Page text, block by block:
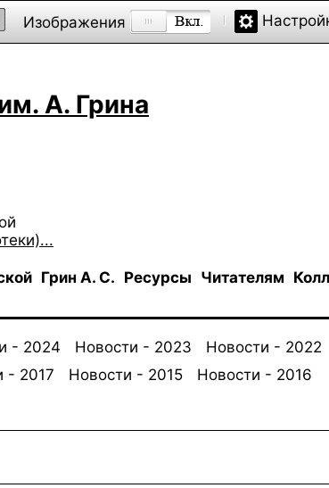
Изображения
А. Грина
Грин А. С. Ресурсы Читателям
- 2024 Новости - 2023
Новости - 2022
- 2017 Новости - 2015
Новости - 2016